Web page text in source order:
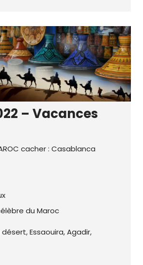
– Vacances
cacher : Casablanca
du Maroc
Essaouira, Agadir,